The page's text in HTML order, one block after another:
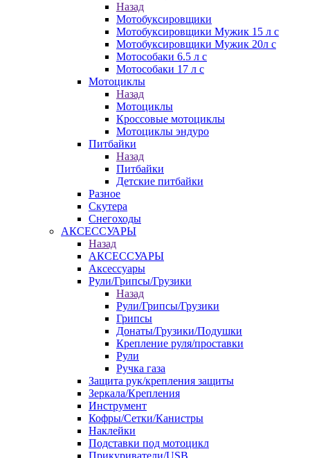
Назад
Мотобуксировщики
Мотобуксировщики Мужик 15 л с
Мотобуксировщики Мужик 20л с
Мотособаки 6.5 л с
Мотособаки 17 л с
Мотоциклы
Назад
Мотоциклы
Кроссовые мотоциклы
Мотоциклы эндуро
Питбайки
Назад
Питбайки
Детские питбайки
Разное
Скутера
Снегоходы
АКСЕССУАРЫ
Назад
АКСЕССУАРЫ
Аксессуары
Рули/Грипсы/Грузики
Назад
Рули/Грипсы/Грузики
Грипсы
Донаты/Грузики/Подушки
Крепление руля/проставки
Рули
Ручка газа
Защита рук/крепления защиты
Зеркала/Крепления
Инструмент
Кофры/Сетки/Канистры
Наклейки
Подставки под мотоцикл
Прикуриватели/USB